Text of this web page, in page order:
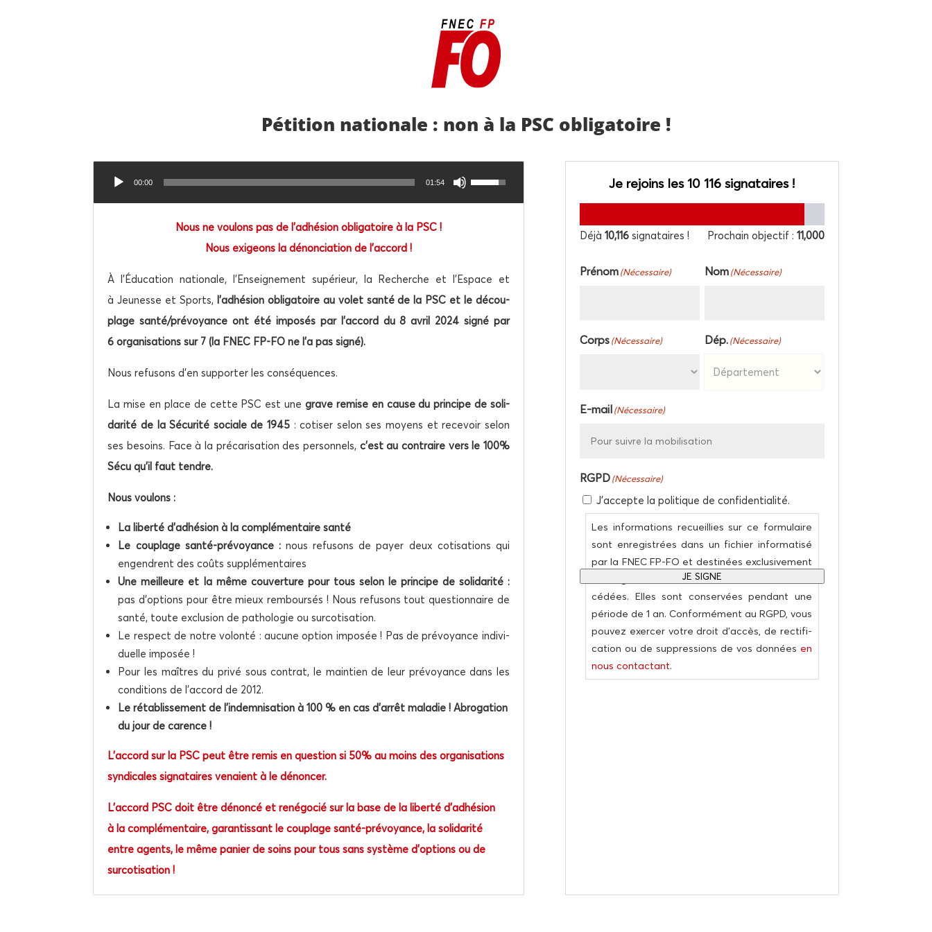
Péti­tion natio­nale : non à la PSC obligatoire !
Lecteur 00:00 01:54
ou
diminuer
volume.
Nous ne vou­lons pas de l’adhésion obli­ga­toire à la PSC !
Nous exi­geons la dénon­cia­tion de l’accord !
À l’Éducation natio­nale, l’Enseignement supé­rieur, la Recherche et l’Espace et
à Jeu­nesse et Sports, l’adhé­sion obli­ga­toire au volet san­té de la PSC et le décou­
plage santé/prévoyance ont été impo­sés par l’accord du 8 avril 2024 signé par
6 orga­ni­sa­tions sur 7 (la FNEC FP-FO ne l’a pas signé).
Nous refu­sons d’en sup­por­ter les conséquences.
La mise en place de cette PSC est une grave remise en cause du prin­cipe de soli­
da­ri­té de la Sécu­ri­té sociale de 1945 : coti­ser selon ses moyens et rece­voir selon
ses besoins. Face à la pré­ca­ri­sa­tion des per­son­nels, c’est au contraire vers le 100%
Sécu qu’il faut tendre.
Nous vou­lons :
La liber­té d’adhésion à la com­plé­men­taire santé
Le cou­plage san­té-pré­voyance :nous refu­sons de payer deux coti­sa­tions qui
engendrent des coûts supplémentaires
Une meilleure et la même cou­ver­ture pour tous selon le prin­cipe de soli­da­ri­té :
pas d’options pour être mieux rem­bour­sés ! Nous refu­sons tout ques­tion­naire de
san­té, toute exclu­sion de patho­lo­gie ou surcotisation.
Le res­pect de notre volon­té : aucune option impo­sée ! Pas de pré­voyance indi­vi­
duelle imposée !
Pour les maîtres du pri­vé sous contrat, le main­tien de leur pré­voyance dans les
condi­tions de l’ac­cord de 2012.
Le réta­blis­se­ment de l’indemnisation à 100 % en cas d’arrêt mala­die ! Abro­ga­tion
du jour de carence !
L’accord sur la PSC peut être remis en ques­tion si 50% au moins des orga­ni­sa­tions
syn­di­cales signa­taires venaient à le dénoncer.
L’accord PSC doit être dénon­cé et rené­go­cié sur la base de la liber­té d’adhésion
à la com­plé­men­taire, garan­tis­sant le cou­plage san­té-pré­voyance, la soli­da­ri­té
entre agents, le même panier de soins pour tous sans sys­tème d’options ou de
surcotisation !
Je rejoins les 10 116 signataires !
Déjà 10,116signataires ! Pro­chain objec­tif : 11,000
Pré­nom(Néces­saire) Nom (Néces­saire)
Corps(Néces­saire) Dép. (Néces­saire)
E‑mail(Néces­saire)
RGPD(Néces­saire)
J’accepte la poli­tique de confidentialité.
Les infor­ma­tions recueillies sur ce for­mu­laire
sont enre­gis­trées dans un fichier infor­ma­ti­sé
par la FNEC FP-FO et des­ti­nées exclu­si­ve­ment
à usage interne et ne sont ni ven­dues, ni
cédées. Elles sont conser­vées pen­dant une
période de 1 an. Confor­mé­ment au RGPD, vous
pou­vez exer­cer votre droit d’accès, de rec­ti­fi­
ca­tion ou de sup­pres­sions de vos don­nées en
nous contac­tant.
JE SIGNE